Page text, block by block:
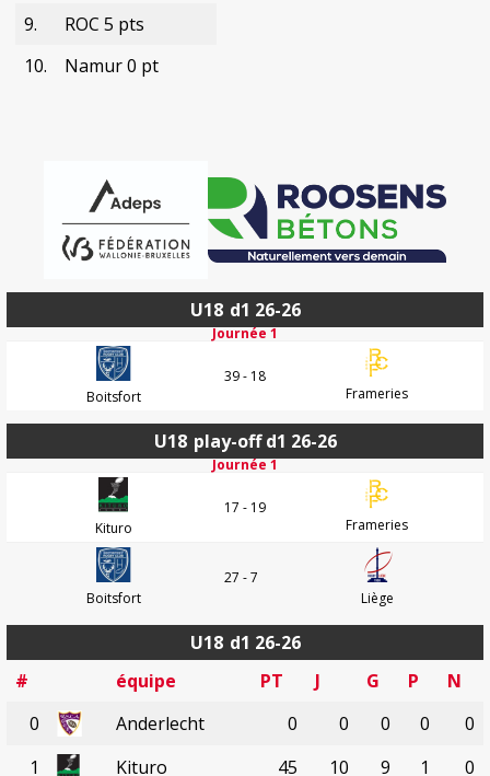
9.
ROC 5 pts
10.
Namur 0 pt
U18 d1 26-26
Journée 1
Boitsfort
39 - 18
Frameries
U18 play-off d1 26-26
Journée 1
Kituro
17 - 19
Frameries
Boitsfort
27 - 7
Liège
U18 d1 26-26
#
équipe PT J G P
N
0
Anderlecht 0 0 0 0
0
1
Kituro 45 10 9 1 0